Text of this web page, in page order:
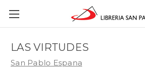
LAS VIRTUDES
San Pablo Espana